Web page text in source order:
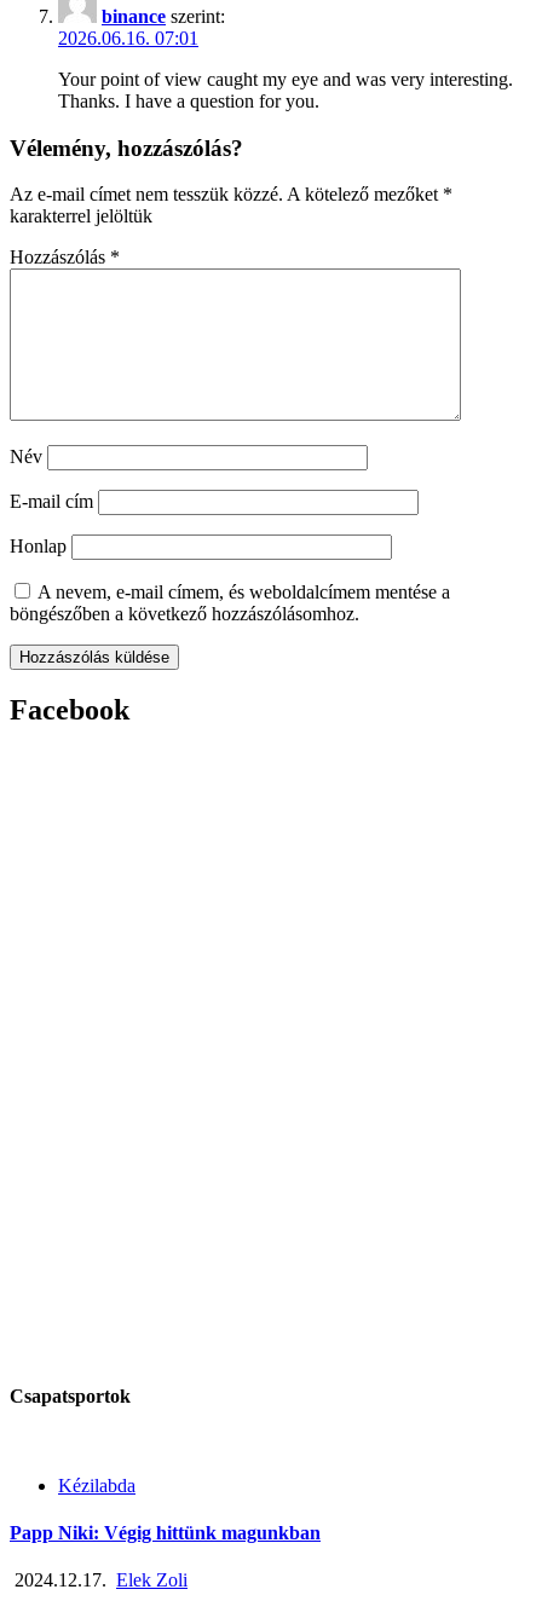
binance szerint:
2026.06.16. 07:01
Your point of view caught my eye and was very interesting.
Thanks. I have a question for you.
Vélemény, hozzászólás?
Az e-mail címet nem tesszük közzé. A kötelező mezőket *
karakterrel jelöltük
Hozzászólás *
Név
E-mail cím
Honlap
A nevem, e-mail címem, és weboldalcímem mentése a
böngészőben a következő hozzászólásomhoz.
Facebook
Csapatsportok
Kézilabda
Papp Niki: Végig hittünk magunkban
2024.12.17. Elek Zoli